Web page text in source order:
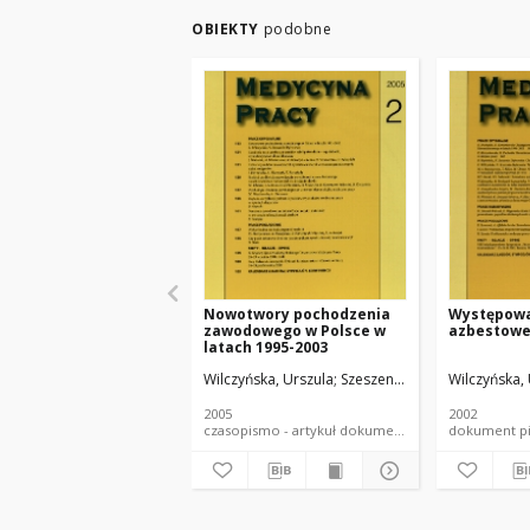
OBIEKTY podobne
Nowotwory pochodzenia
zawodowego w Polsce w
latach 1995-2003
Wilczyńska, Urszula Szeszenia-Dąbrowska,
2005
czasopismo - artykuł dokument piśmienniczy
Wilczyńska,
2002